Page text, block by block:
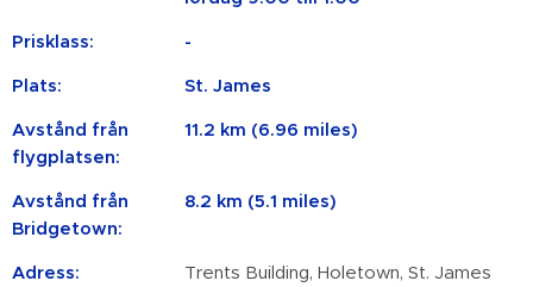
Prisklass: -
Plats: St. James
Avstånd från
flygplatsen:
11.2 km (6.96 miles)
Avstånd från
Bridgetown:
8.2 km (5.1 miles)
Adress: Trents Building, Holetown, St. James